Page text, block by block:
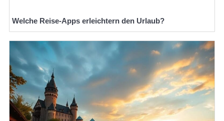
Welche Reise-Apps erleichtern den Urlaub?